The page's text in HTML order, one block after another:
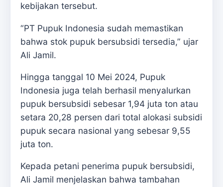
kebijakan tersebut.
“PT Pupuk Indonesia sudah memastikan
bahwa stok pupuk bersubsidi tersedia,” ujar
Ali Jamil.
Hingga tanggal 10 Mei 2024, Pupuk
Indonesia juga telah berhasil menyalurkan
pupuk bersubsidi sebesar 1,94 juta ton atau
setara 20,28 persen dari total alokasi subsidi
pupuk secara nasional yang sebesar 9,55
juta ton.
Kepada petani penerima pupuk bersubsidi,
Ali Jamil menjelaskan bahwa tambahan